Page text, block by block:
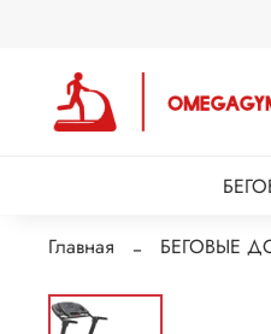
Главная БЕГОВЫЕ